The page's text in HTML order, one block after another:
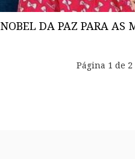
NOBEL DA PAZ PARA AS
Página 1 de 2